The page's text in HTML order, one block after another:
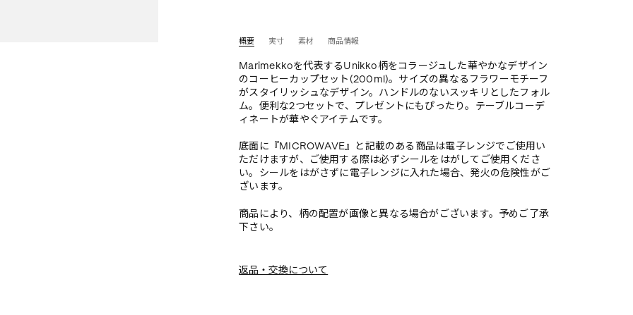
概要
Marimekkoを代表するUnikko柄をコラージュした華やかなデザイン
のコーヒーカップセット(200ml)。サイズの異なるフラワーモチーフ
がスタイリッシュなデザイン。ハンドルのないスッキリとしたフォル
ム。便利な2つセットで、プレゼントにもぴったり。テーブルコーデ
ィネートが華やぐアイテムです。
底面に『MICROWAVE』と記載のある商品は電子レンジでご使用い
ただけますが、ご使用する際は必ずシールをはがしてご使用くださ
い。シールをはがさずに電子レンジに入れた場合、発火の危険性がご
ざいます。
商品により、柄の配置が画像と異なる場合がございます。予めご了承
下さい。
実寸 素材 商品情報
返品・交換について